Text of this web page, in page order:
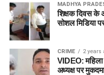
MADHYA
शिक्षक दिवस के
सोशल मिडिया
CRIME 2 years
VIDEO:
अध्यक्ष पर